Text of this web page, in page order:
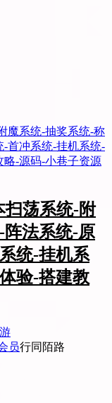
扫荡系统-附
阵法系统-原
统-挂机系
验-搭建教
行同陌路